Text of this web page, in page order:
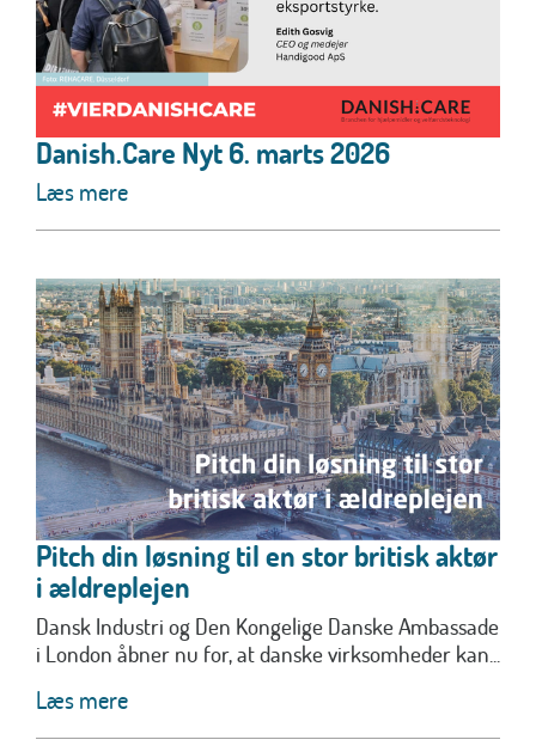
Danish.Care Nyt 6. marts 2026
Læs mere
Pitch din løsning til en stor britisk aktør
i ældreplejen
Dansk Industri og Den Kongelige Danske Ambassade
i London åbner nu for, at danske virksomheder kan...
Læs mere